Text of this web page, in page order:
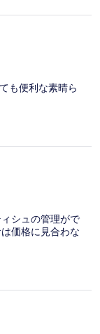
も便利な素晴ら
シュの管理がで
価格に見合わな